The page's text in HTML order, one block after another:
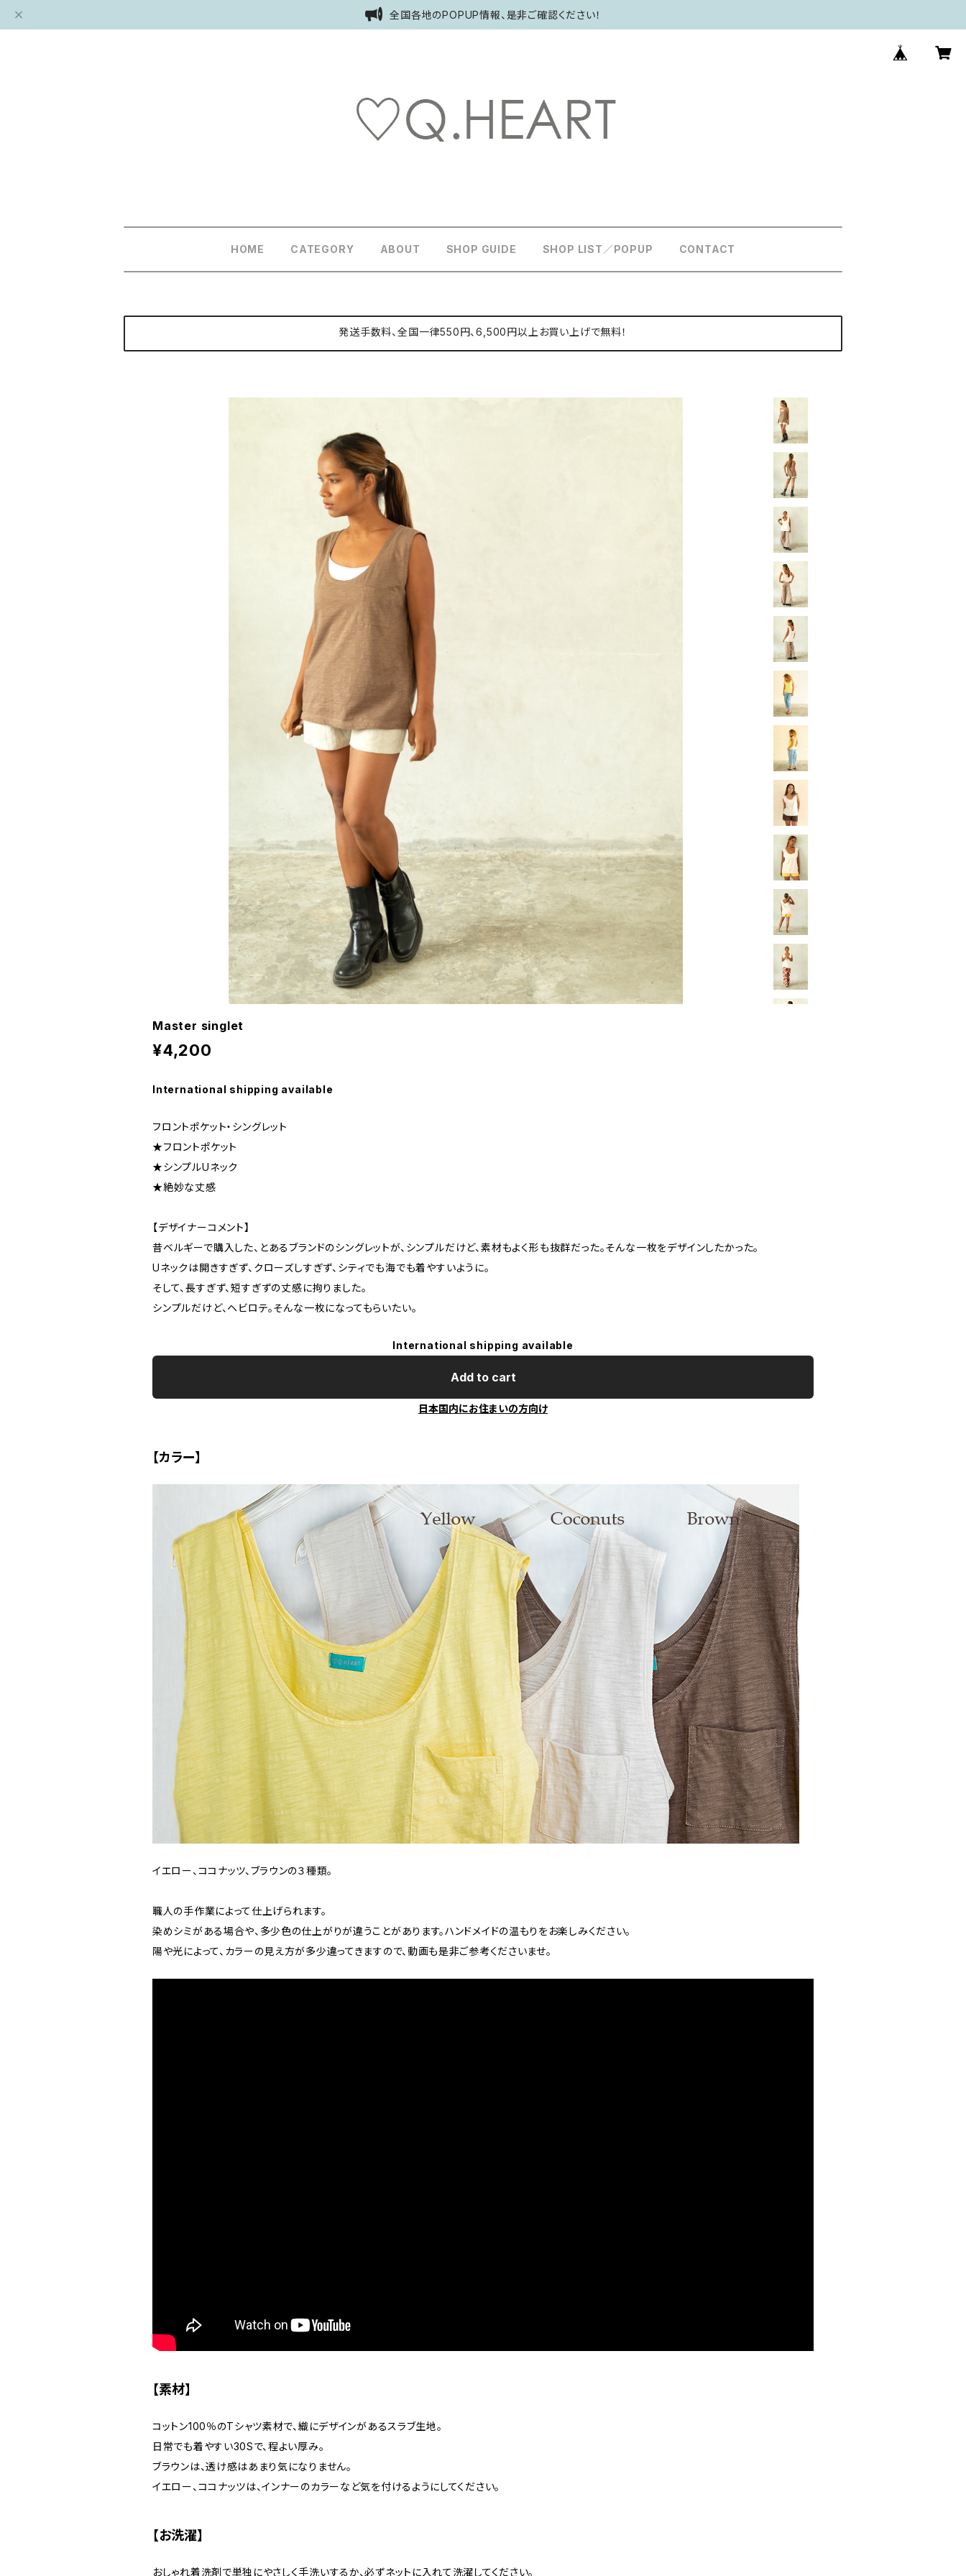
全国各地のPOPUP情報、是非ご確認ください！
HOME CATEGORY ABOUT SHOP GUIDE SHOP LIST／POPUP CONTACT
発送手数料、全国一律550円、6,500円以上お買い上げで無料！
Master singlet
¥4,200
International shipping available
フロントポケット・シングレット
★フロントポケット
★シンプルUネック
★絶妙な丈感
【デザイナーコメント】
昔ベルギーで購入した、とあるブランドのシングレットが、シンプルだけど、素材もよく形も抜群だった。そんな一枚をデザインしたかった。
Uネックは開きすぎず、クローズしすぎず、シティでも海でも着やすいように。
そして、長すぎず、短すぎずの丈感に拘りました。
シンプルだけど、ヘビロテ。そんな一枚になってもらいたい。
International shipping available
Add to cart
日本国内にお住まいの方向け
【カラー】
イエロー、ココナッツ、ブラウンの３種類。
職人の手作業によって仕上げられます。
染めシミがある場合や、多少色の仕上がりが違うことがあります。ハンドメイドの温もりをお楽しみください。
陽や光によって、カラーの見え方が多少違ってきますので、動画も是非ご参考くださいませ。
【素材】
コットン100％のTシャツ素材で、織にデザインがあるスラブ生地。
日常でも着やすい30Sで、程よい厚み。
ブラウンは、透け感はあまり気になりません。
イエロー、ココナッツは、インナーのカラーなど気を付けるようにしてください。
【お洗濯】
おしゃれ着洗剤で単独にやさしく手洗いするか、必ずネットに入れて洗濯してください。